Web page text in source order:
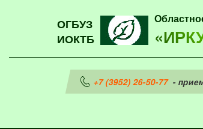
ОГБУЗ
ИОКТБ
+7 (3952) 26-50-77-